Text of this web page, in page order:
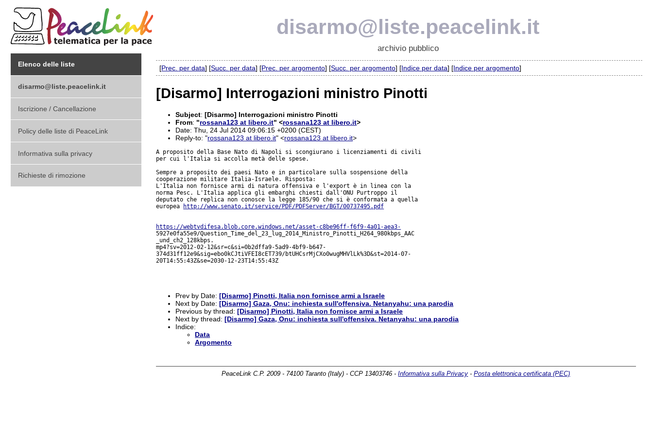
disarmo@liste.peacelink.it
archivio pubblico
Elenco delle liste
disarmo@liste.peacelink.it
Iscrizione / Cancellazione
Policy delle liste di PeaceLink
Informativa sulla privacy
Richieste di rimozione
[Prec. per data] [Succ. per data] [Prec. per argomento] [Succ. per argomento] [Indice per data] [Indice per argomento]
[Disarmo] Interrogazioni ministro Pinotti
Subject:[Disarmo] Interrogazioni ministro Pinotti
From: "rossana123 at libero.it" <rossana123 at libero.it>
Date: Thu, 24 Jul 2014 09:06:15 +0200 (CEST)
Reply-to: "rossana123 at libero.it" <rossana123 at libero.it>
A proposito della Base Nato di Napoli si scongiurano i licenziamenti di civili
per cui l'Italia si accolla metà delle spese.
Sempre a proposito dei paesi Nato e in particolare sulla sospensione della
cooperazione militare Italia-Israele. Risposta:
L'Italia non fornisce armi di natura offensiva e l'export è in linea con la
norma Pesc. L'Italia applica gli embarghi chiesti dall'ONU Purtroppo il
deputato che replica non conosce la legge 185/90 che si è conformata a quella
europea
http://www.senato.it/service/PDF/PDFServer/BGT/00737495.pdf
https://webtvdifesa.blob.core.windows.net/asset-c8be96ff-f6f9-4a01-aea3-
5927e0fa55e9/Question_Time_del_23_lug_2014_Ministro_Pinotti_H264_980kbps_AAC
_und_ch2_128kbps.
mp4?sv=2012-02-12&sr=c&si=0b2dffa9-5ad9-4bf9-b647-
374d31ff12e9&sig=ebo0kCJtiVFEI8cET739/btUHCsrMjCXo0wugMHVlLk%3D&st=2014-07-
20T14:55:43Z&se=2030-12-23T14:55:43Z
Prev by Date:[Disarmo] Pinotti, Italia non fornisce armi a Israele
Next by Date:[Disarmo] Gaza, Onu: inchiesta sull'offensiva. Netanyahu: una parodia
Previous by thread:[Disarmo] Pinotti, Italia non fornisce armi a Israele
Next by thread:[Disarmo] Gaza, Onu: inchiesta sull'offensiva. Netanyahu: una parodia
Indice:
Data
Argomento
PeaceLink C.P. 2009 - 74100 Taranto (Italy) - CCP 13403746 -Informativa sulla Privacy -Posta elettronica certificata (PEC)